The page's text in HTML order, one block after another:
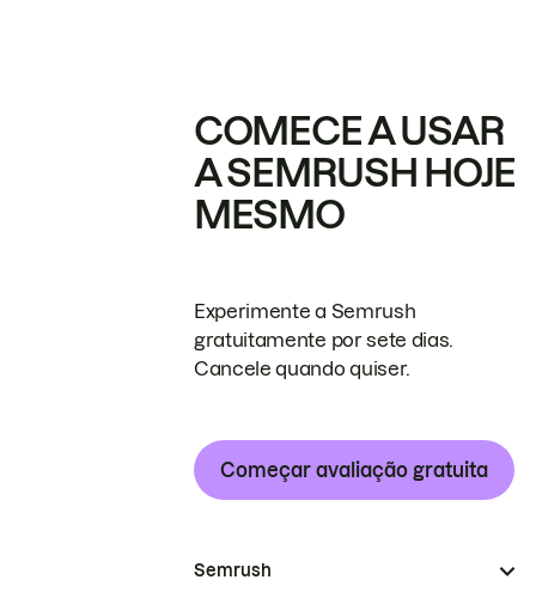
COMECE A USAR
A SEMRUSH HOJE
MESMO
Experimente a Semrush
gratuitamente por sete dias.
Cancele quando quiser.
Começar avaliação gratuita
Semrush